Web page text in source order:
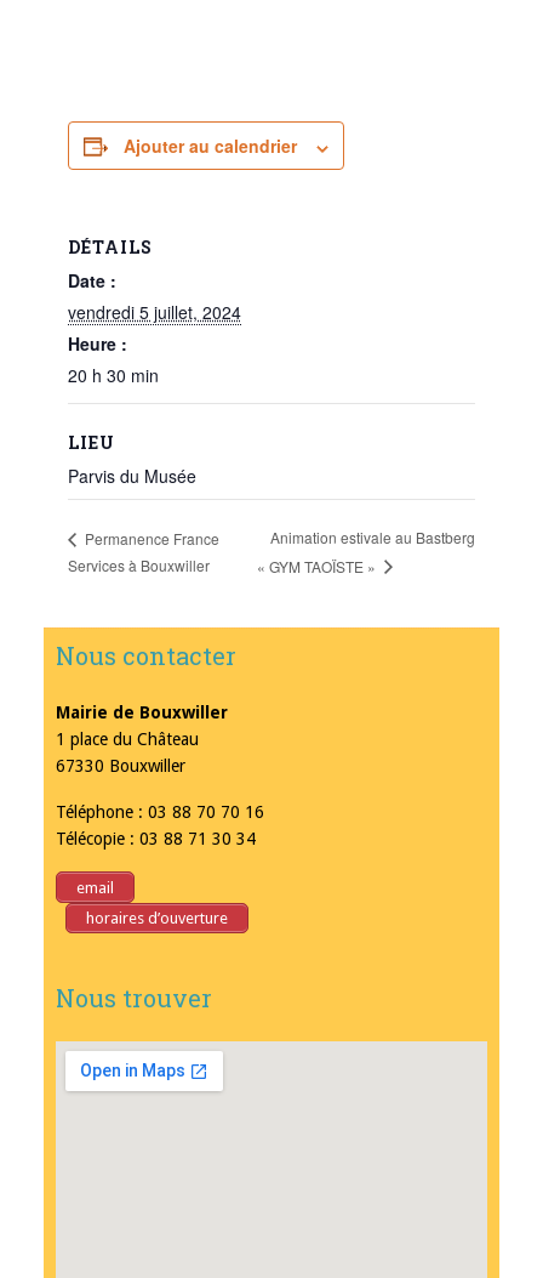
Ajouter au calendrier
DÉTAILS
Date :
vendredi 5 juillet, 2024
Heure :
20 h 30 min
LIEU
Parvis du Musée
Permanence France
Services à Bouxwiller
Animation estivale au Bastberg
« GYM TAOÏSTE »
Nous contacter
Mairie de Bouxwiller
1 place du Château
67330 Bouxwiller
Téléphone : 03 88 70 70 16
Télécopie : 03 88 71 30 34
email
horaires d’ouverture
Nous trouver